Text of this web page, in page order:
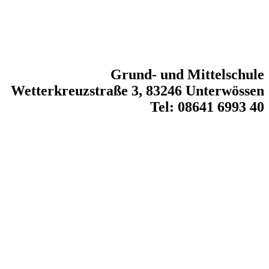
Grund- und Mittelschule
Wetterkreuzstraße 3, 83246 Unterwössen
Tel: 08641 6993 40